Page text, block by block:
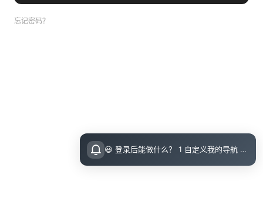
忘记密码？
😃 登录后能做什么？ 1 自定义我的导航 导航页面顶栏 图标点击即可设置 2 收藏小站内的文章 把喜欢的文章收藏起来，随时回顾 3 评论留言 参与讨论，和其他小伙伴交流想法 💡 登录指引 右上角点击访问后可直接邮箱登录（无需注册）